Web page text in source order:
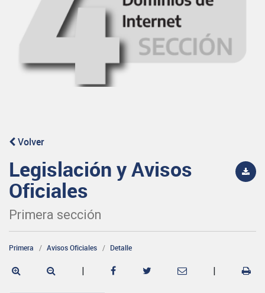
Volver
Legislación y Avisos
Oficiales
Primera sección
Primera Avisos Oficiales Detalle
| |